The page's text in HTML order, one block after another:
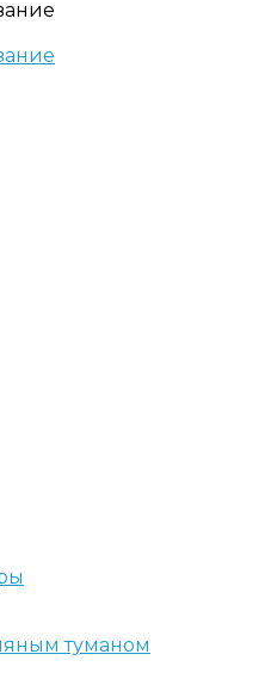
туманом